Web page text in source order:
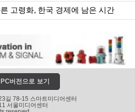
고령화, 한국 경제에 남은 시간
PC버전으로 보기
길 78-15 스마트미디어센터
서울미디어센터